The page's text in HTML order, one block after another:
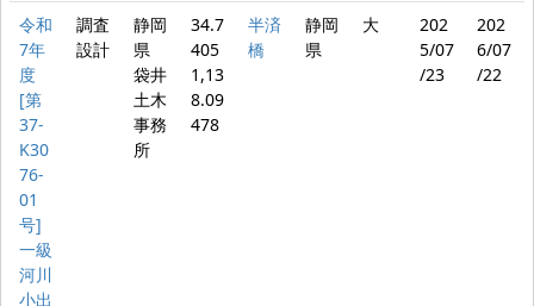
令和
7年
度
[第
37-
K30
76-
01
号]
一級
河川
小出
調査
設計
静岡
県
袋井
土木
事務
所
34.7
405
1,13
8.09
478
半済
橋
静岡
県
大
202
5/07
/23
202
6/07
/22